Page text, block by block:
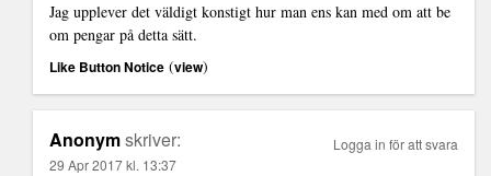
Jag upplever det väldigt konstigt hur man ens kan med om att be
om pengar på detta sätt.
Like Button Notice (view)
Anonymskriver:
29 Apr 2017 kl. 13:37
Logga in för att svara